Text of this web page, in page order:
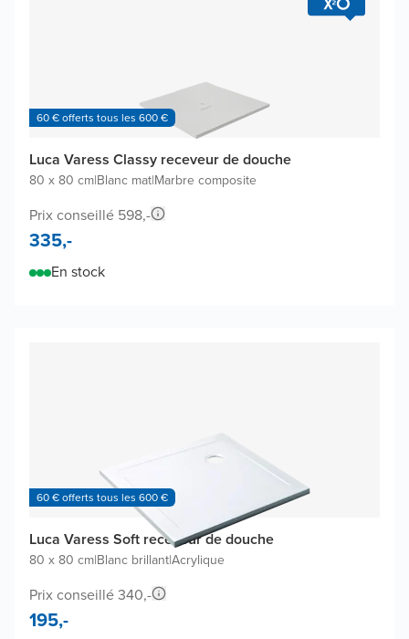
60 € offerts tous les 600 €
Luca Varess Classy receveur de douche
80 x 80 cm|Blanc mat|Marbre composite
Prix conseillé 598,-
335,-
En stock
60 € offerts tous les 600 €
Luca Varess Soft receveur de douche
80 x 80 cm|Blanc brillant|Acrylique
Prix conseillé 340,-
195,-